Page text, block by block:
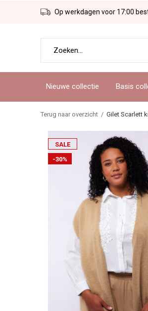
Nieuwe collectie Basis
Op werkdagen voor 17:00 besteld,
Terug naar overzicht Gilet Scarlett
SALE
-30%